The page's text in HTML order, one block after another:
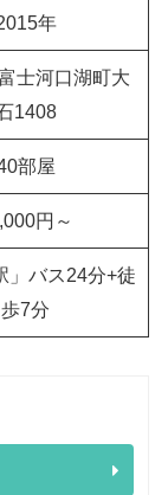
年
士河口湖町大
1408
部屋
円～
」バス24分+徒
歩7分